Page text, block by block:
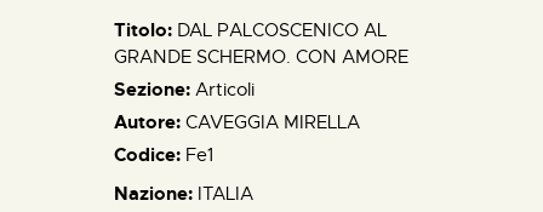
ELISA SALERNO
CONTATTI
Titolo: DAL PALCOSCENICO AL
GRANDE SCHERMO. CON AMORE
Sezione: Articoli
Autore: CAVEGGIA MIRELLA
Codice: Fe1
Nazione: ITALIA